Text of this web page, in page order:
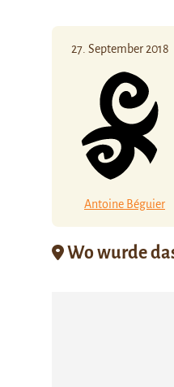
27. September 2018
Antoine Béguier
Wo wurde